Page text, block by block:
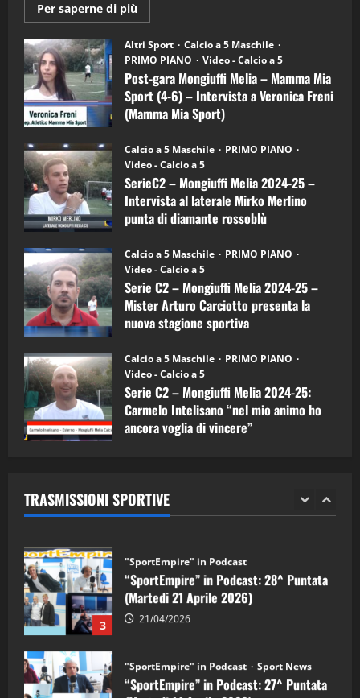
Per saperne di più
informazioni
Post-
gara
Mongiuffi
Melia
–
Mamma
Mia
Sport
6)
–
Intervista
a
mister
Arturo
Carciotto
(Mongiuffi
Altri Sport
Calcio a 5 Maschile
PRIMO PIANO
Video - Calcio a 5
Post-gara Mongiuffi Melia – Mamma Mia
Sport (4-6) – Intervista a Veronica Freni
(Mamma Mia Sport)
Calcio a 5 Maschile
PRIMO PIANO
Video - Calcio a 5
SerieC2 – Mongiuffi Melia 2024-25 –
Intervista al laterale Mirko Merlino
punta di diamante rossoblù
Calcio a 5 Maschile
PRIMO PIANO
Video - Calcio a 5
Serie C2 – Mongiuffi Melia 2024-25 –
Mister Arturo Carciotto presenta la
nuova stagione sportiva
Calcio a 5 Maschile
PRIMO PIANO
Video - Calcio a 5
Serie C2 – Mongiuffi Melia 2024-25:
Carmelo Intelisano “nel mio animo ho
ancora voglia di vincere”
TRASMISSIONI SPORTIVE
3
"SportEmpire" in Podcast
“SportEmpire” in Podcast: 28^ Puntata
(Martedi 21 Aprile 2026)
21/04/2026
4
“SportEmpire” in Podcast: 27^ Puntata
(Martedi 14 Aprile 2026)
15/04/2026
5
“SportEmpire” in Podcast: 26^ Puntata
(Martedi 07 Aprile 2026)
08/04/2026
1
“SportEmpire” in Podcast: 30^ Puntata
(Martedi 05 Maggio 2026)
08/05/2026
2 28/04/2026
3
“SportEmpire” in Podcast: 28^ Puntata
(Martedi 21 Aprile 2026)
21/04/2026
“SportEmpire” in Podcast: 27^ Puntata
(Martedi 14 Aprile 2026)